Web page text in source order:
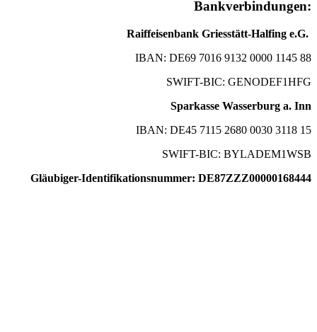
Bankverbindungen:
Raiffeisenbank Griesstätt-Halfing e.G.
IBAN: DE69 7016 9132 0000 1145 88
SWIFT-BIC: GENODEF1HFG
Sparkasse Wasserburg a. Inn
IBAN: DE45 7115 2680 0030 3118 15
SWIFT-BIC: BYLADEM1WSB
Gläubiger-Identifikationsnummer: DE87ZZZ00000168444